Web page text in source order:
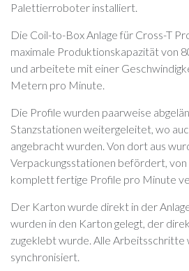
Palettierroboter installiert.
Die Coil-to-Box Anlage für Cross-T
maximale Produktionskapazität von
und arbeitete mit einer
Metern pro Minute.
Die Profile wurden paarweise
Stanzstationen weitergeleitet, wo
angebracht wurden. Von dort aus
Verpackungsstationen befördert, von
komplett fertige Profile pro Minute
Der Karton wurde direkt in der
wurden in den Karton gelegt, der
zugeklebt wurde. Alle
synchronisiert.